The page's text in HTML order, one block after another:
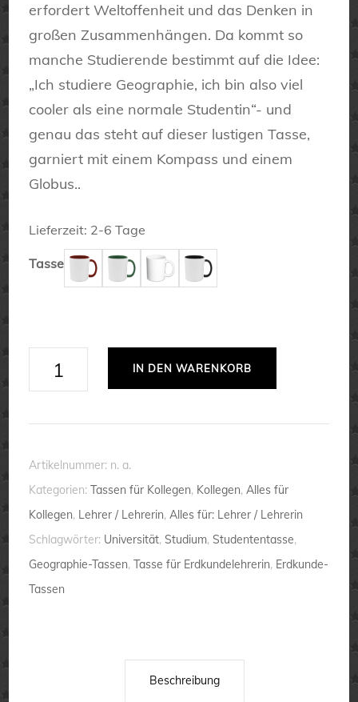
erfordert Weltoffenheit und das Denken in
großen Zusammenhängen. Da kommt so
manche Studierende bestimmt auf die Idee:
„Ich studiere Geographie, ich bin also viel
cooler als eine normale Studentin“- und
genau das steht auf dieser lustigen Tasse,
garniert mit einem Kompass und einem
Globus..
Lieferzeit: 2-6 Tage
Tasse
bin
also
viel
cooler
als
eine
IN DEN WARENKORB
Artikelnummer: n. a.
Kategorien:Tassen für Kollegen, Kollegen,Alles für
Kollegen, Lehrer / Lehrerin,Alles für: Lehrer / Lehrerin
Schlagwörter: Universität,Studium,Studententasse,
Geographie-Tassen,Tasse für Erdkundelehrerin, Erdkunde-
Tassen
Beschreibung